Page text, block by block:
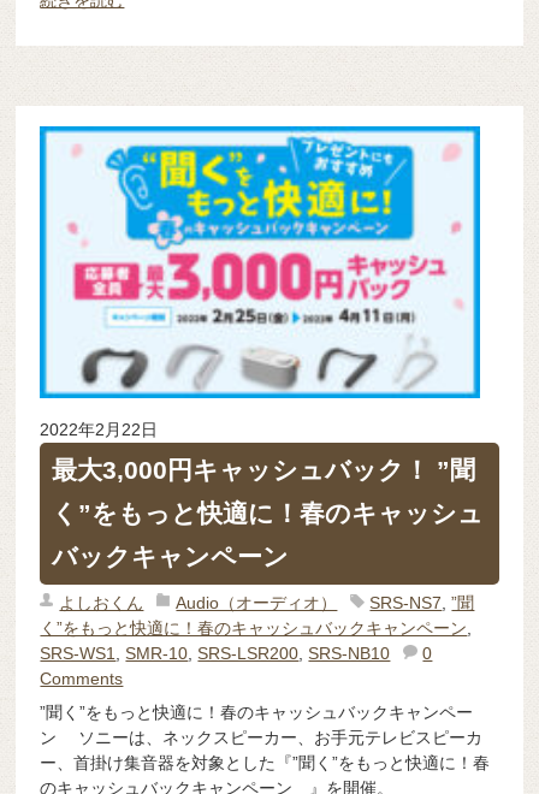
2022年2月22日
最大3,000円キャッシュバック！ ”聞
く”をもっと快適に！春のキャッシュ
バックキャンペーン
よしおくん Audio（オーディオ） SRS-NS7 ,”聞
く”をもっと快適に！春のキャッシュバックキャンペーン
SRS-WS1
,SMR-10 ,SRS-LSR200 ,SRS-NB10
0
Comments
”聞く”をもっと快適に！春のキャッシュバックキャンペー
ン ソニーは、ネックスピーカー、お手元テレビスピーカ
ー、首掛け集音器を対象とした『”聞く”をもっと快適に！春
のキャッシュバックキャンペーン 』を開催。